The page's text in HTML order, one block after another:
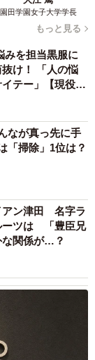
園田学園女子大学学長
もっと見る
みを担当黒服に
人の悩
テー」【現役キ
なが真っ先に手
「掃除」1位は？
アン津田 名字ラ
ーツは 「豊臣兄
な関係が…？